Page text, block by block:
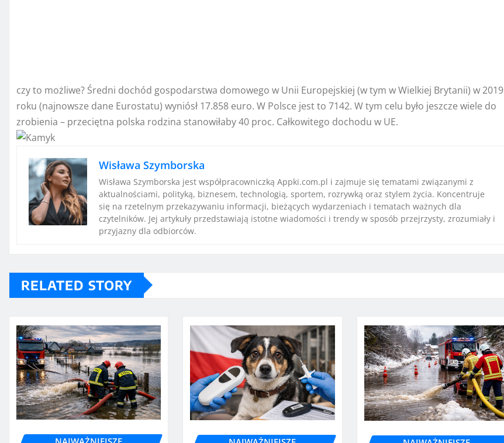
czy to możliwe? Średni dochód gospodarstwa domowego w Unii Europejskiej (w tym w Wielkiej Brytanii) w 2019
roku (najnowsze dane Eurostatu) wyniósł 17.858 euro. W Polsce jest to 7142. W tym celu było jeszcze wiele do
zrobienia – przeciętna polska rodzina stanowiłaby 40 proc. Całkowitego dochodu w UE.
Wisława Szymborska
Wisława Szymborska jest współpracowniczką Appki.com.pl i zajmuje się tematami związanymi z
aktualnościami, polityką, biznesem, technologią, sportem, rozrywką oraz stylem życia. Koncentruje
się na rzetelnym przekazywaniu informacji, bieżących wydarzeniach i tematach ważnych dla
czytelników. Jej artykuły przedstawiają istotne wiadomości i trendy w sposób przejrzysty, zrozumiały i
przyjazny dla odbiorców.
RELATED STORY